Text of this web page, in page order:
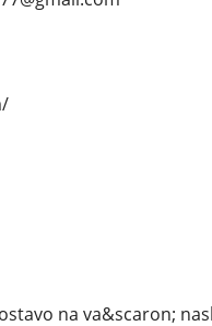
na va&scaron;